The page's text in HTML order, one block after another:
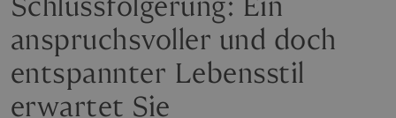
anspruchsvoller und doch
entspannter Lebensstil
erwartet Sie